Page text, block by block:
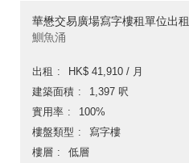
華懋交易廣場寫字樓租單位出租
鰂魚涌
出租
HK$ 41,910 / 月
建築面積
1,397 呎
實用率
100%
樓盤類型
寫字樓
樓層
低層